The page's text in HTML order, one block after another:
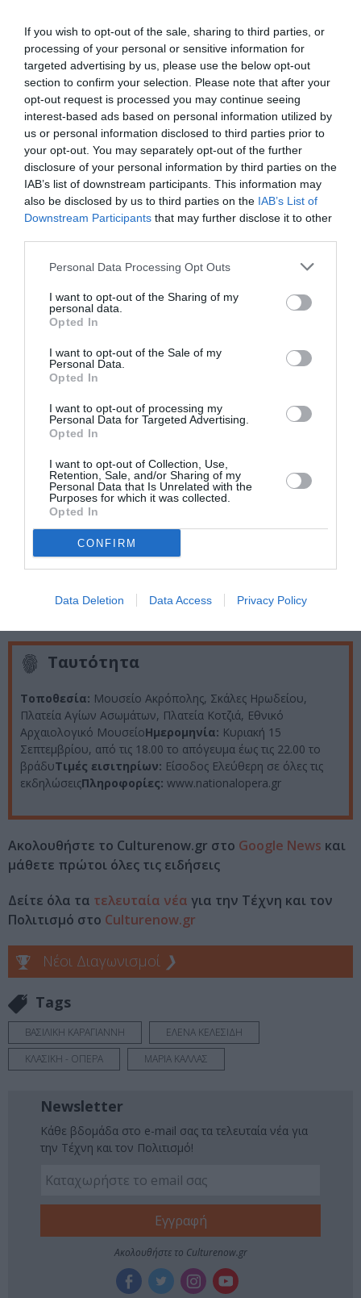
If you wish to opt-out of the sale, sharing to third parties, or
processing of your personal or sensitive information for
targeted advertising by us, please use the below opt-out
section to confirm your selection. Please note that after your
opt-out request is processed you may continue seeing
interest-based ads based on personal information utilized by
us or personal information disclosed to third parties prior to
your opt-out. You may separately opt-out of the further
disclosure of your personal information by third parties on the
IAB’s list of downstream participants. This information may
also be disclosed by us to third parties on the IAB’s List of
Downstream Participants that may further disclose it to other
Personal Data Processing Opt Outs
I want to opt-out of the Sharing of my
personal data.
Opted In
I want to opt-out of the Sale of my
Personal Data.
Opted In
I want to opt-out of processing my
Personal Data for Targeted Advertising.
Opted In
I want to opt-out of Collection, Use,
Retention, Sale, and/or Sharing of my
Personal Data that Is Unrelated with the
Purposes for which it was collected.
Opted In
CONFIRM
Data Deletion Data Access Privacy Policy
του παρελθόντος, όπως η Εστιάδα – La vestale- του
Σποντίνι, η Άννα Μπολένα και ο Πολύευκτος – Poliuto-
του Ντονιτσέττι, ναι ακόμα και η Νόρμα του Μπελλίνι,
που έγινε ιδιαίτερα δημοφιλής χάρη στην ελληνίδα
ντίβα.
Και βέβαια πρέπει να προσθέσει κανείς ότι μετέβαλε
ακόμα και την εξωτερική της εμφάνιση, προκειμένου να
γίνει πιο πιστευτή στους ρόλους που απέδιδε: «δεν
ξεχώριζε κανείς τα πόδια των ελεφάντων από αυτά της
Αΐντας» είχε γράψει κάποιος μετά από παράσταση στην
τέλος σε αυτό. Με τη νέα, αδύνατη σιλουέτα της, έγινε
πειστική στον ρόλο της Βιολέτας Βαλερύ, της φθισικής
ηρωίδας του Δουμά, όπως τη μελοποίησε ο Βέρντι
στην όπερά του Η παραστρατημένη – La traviata.
Επιπλέον, η Κάλλας έδειξε τί μπορεί να κατορθώσει
κανείς με θέληση, αλλά και πώς πρέπει να γίνονται τα
πράγματα: Η όπερα έπαψε πια να αποτελεί πρόφαση για
περίτεχνο τραγούδι, έπαψε να αποτελεί αποκλειστικά
ακρόαμα και έγινε πάλι σκηνικό θέαμα.
Ρώτησαν πρόσφατα την Ναταλί Ντεσσαί, μία σημερινή
σπουδαία τραγουδίστρια, ποιόν ή ποια θαυμάζει
περισσότερο, και όταν απάντησε «την Μαρία Κάλλας», ο
δημοσιογράφος της είπε: «Αφήστε τα αυτά: αυτή είναι
κοινότοπη απάντηση». Εκείνη τον αποστόμωσε
ανταπαντώντας: «Μα είναι αλήθεια. Απλά ήταν η
Ταυτότητα
Τοποθεσία: Μουσείο Ακρόπολης, Σκάλες Ηρωδείου,
Πλατεία Αγίων Ασωμάτων, Πλατεία Κοτζιά, Εθνικό
Αρχαιολογικό ΜουσείοΗμερομηνία: Κυριακή 15
Σεπτεμβρίου, από τις 18.00 το απόγευμα έως τις 22.00 το
βράδυΤιμές εισιτηρίων: Είσοδος Ελεύθερη σε όλες τις
εκδηλώσειςΠληροφορίες: www.nationalopera.gr
Ακολουθήστε το Culturenow.gr στο Google News και
μάθετε πρώτοι όλες τις ειδήσεις
Δείτε όλα τα τελευταία νέα για την Τέχνη και τον
Πολιτισμό στο Culturenow.gr
Νέοι Διαγωνισμοί ❯
Tags
ΒΑΣΙΛΙΚΗ ΚΑΡΑΓΙΑΝΝΗ
ΕΛΕΝΑ ΚΕΛΕΣΙΔΗ
ΚΛΑΣΙΚΗ - ΟΠΕΡΑ
ΜΑΡΙΑ ΚΑΛΛΑΣ
Newsletter
Κάθε βδομάδα στο e-mail σας τα τελευταία νέα για
την Τέχνη και τον Πολιτισμό!
Ακολουθήστε το Culturenow.gr